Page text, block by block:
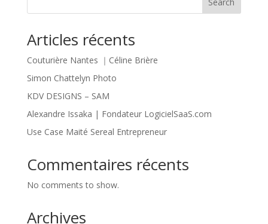
Articles récents
Couturière Nantes ｜Céline Brière
Simon Chattelyn Photo
KDV DESIGNS – SAM
Alexandre Issaka | Fondateur LogicielSaaS.com
Use Case Maité Sereal Entrepreneur
Commentaires récents
No comments to show.
Archives